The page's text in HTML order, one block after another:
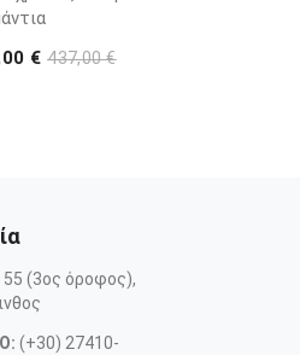
€437,00 €
55 (3ος όροφος),
(+30) 27410-